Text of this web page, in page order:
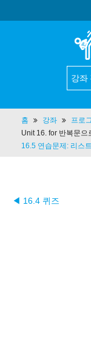
홈 강좌 프로
Unit 16. for 반복문으
16.5 연습문제: 리스
◀ 16.4 퀴즈